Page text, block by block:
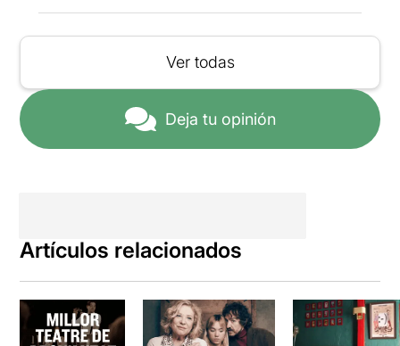
Ver todas
Deja tu opinión
Artículos relacionados